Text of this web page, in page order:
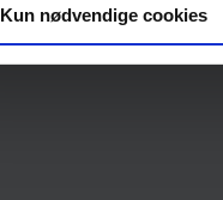
Kun nødvendige cookies